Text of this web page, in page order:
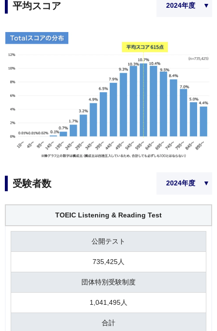
平均スコア
受験者数
TOEIC Listening & Reading Test
公開テスト
735,425人
団体特別受験制度
1,041,495人
合計